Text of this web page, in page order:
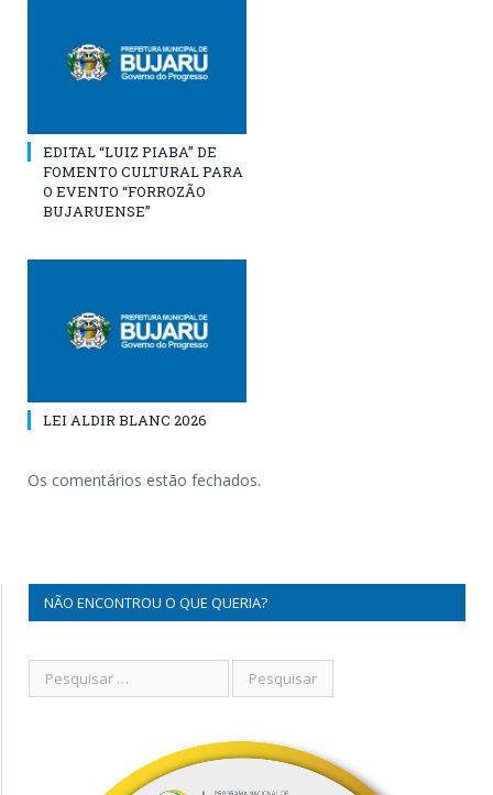
EDITAL “LUIZ PIABA” DE
FOMENTO CULTURAL PARA
O EVENTO “FORROZÃO
BUJARUENSE”
LEI ALDIR BLANC 2026
Os comentários estão fechados.
NÃO ENCONTROU O QUE QUERIA?